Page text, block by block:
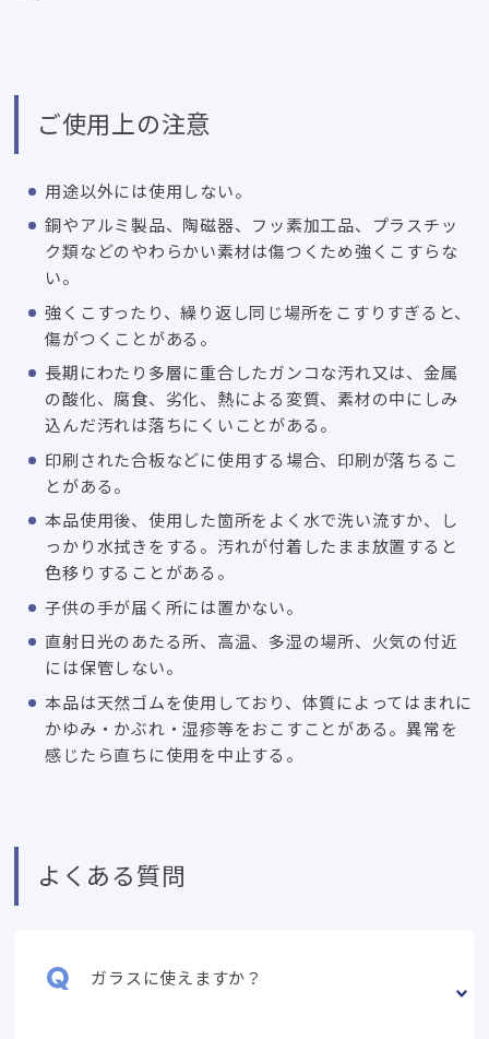
ご使用上の注意
用途以外には使用しない。
銅やアルミ製品、陶磁器、フッ素加工品、プラスチッ
ク類などのやわらかい素材は傷つくため強くこすらな
い。
強くこすったり、繰り返し同じ場所をこすりすぎると、
傷がつくことがある。
長期にわたり多層に重合したガンコな汚れ又は、金属
の酸化、腐食、劣化、熱による変質、素材の中にしみ
込んだ汚れは落ちにくいことがある。
印刷された合板などに使用する場合、印刷が落ちるこ
とがある。
本品使用後、使用した箇所をよく水で洗い流すか、し
っかり水拭きをする。汚れが付着したまま放置すると
色移りすることがある。
子供の手が届く所には置かない。
直射日光のあたる所、高温、多湿の場所、火気の付近
には保管しない。
本品は天然ゴムを使用しており、体質によってはまれに
かゆみ・かぶれ・湿疹等をおこすことがある。異常を
感じたら直ちに使用を中止する。
よくある質問
ガラスに使えますか？